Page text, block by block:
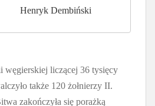
Henryk Dembiński
węgierskiej liczącej 36 tysięcy
także 120 żołnierzy II.
zakończyła się porażką